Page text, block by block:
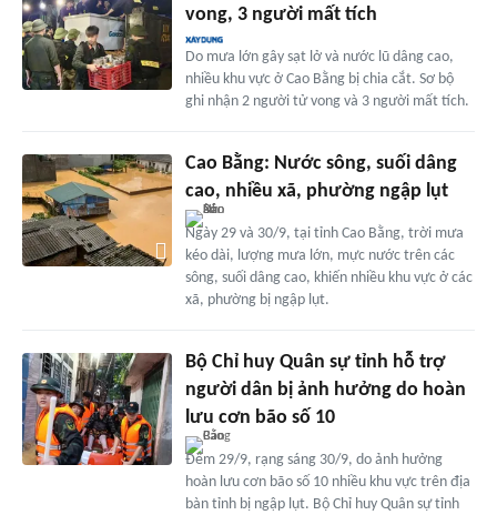
vong, 3 người mất tích
Do mưa lớn gây sạt lở và nước lũ dâng cao,
nhiều khu vực ở Cao Bằng bị chia cắt. Sơ bộ
ghi nhận 2 người tử vong và 3 người mất tích.
Cao Bằng: Nước sông, suối dâng
cao, nhiều xã, phường ngập lụt
Ngày 29 và 30/9, tại tỉnh Cao Bằng, trời mưa
kéo dài, lượng mưa lớn, mực nước trên các
sông, suối dâng cao, khiến nhiều khu vực ở các
xã, phường bị ngập lụt.
Bộ Chỉ huy Quân sự tỉnh hỗ trợ
người dân bị ảnh hưởng do hoàn
lưu cơn bão số 10
Đêm 29/9, rạng sáng 30/9, do ảnh hưởng
hoàn lưu cơn bão số 10 nhiều khu vực trên địa
bàn tỉnh bị ngập lụt. Bộ Chỉ huy Quân sự tỉnh